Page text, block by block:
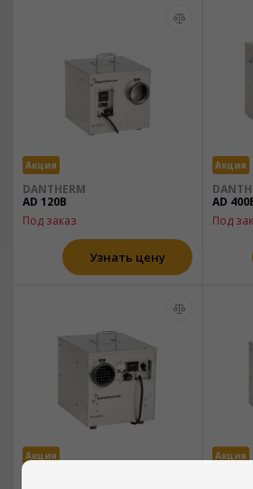
Акция
DANTHERM
AD 120B
Под заказ
Узнать цену
Акция
AD
Под
Акция Акция